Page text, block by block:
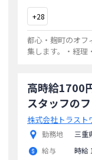
+28
都心・麹町のオフ
集します。・経理
高時給1700
スタッフの
株式会社トラスト
勤務地
三重
給与
時給